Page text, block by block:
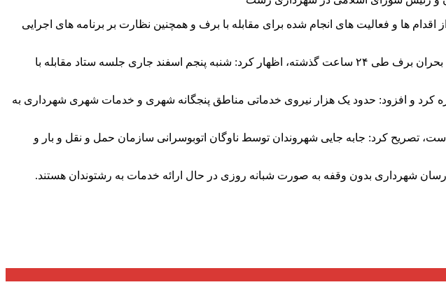
ها و فعالیت های انجام شده برای مقابله با برف و همچنین نظارت بر برنامه های اجرایی
شهردار رشت در جریان بازدید میدانی مذکور با ارائه گزارشی از اقدام های انجام شده شهرداری برای مقابله با بحران برف طی ۲۴ ساعت گذشته، اظهار کرد: شنبه پنجم اسفند جاری جلسه ستاد مقابله با
و افزود: حدود یک هزار نیروی خدماتی مناطق پنجگانه شهری و خدمات شهری شهرداری به
تصریح کرد: جابه جایی شهروندان توسط ناوگان اتوبوسرانی سازمان حمل و نقل و بار و
شهرداری بدون وقفه به صورت شبانه روزی در حال ارائه خدمات به رشتوندان هستند.